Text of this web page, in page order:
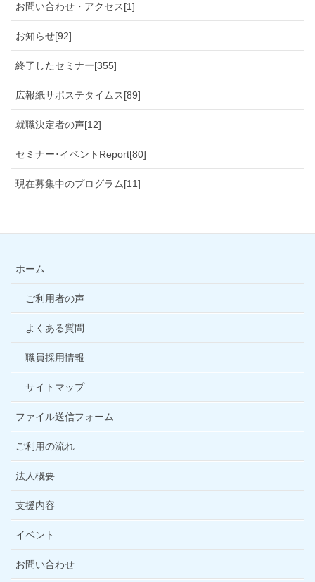
お問い合わせ・アクセス[1]
お知らせ[92]
終了したセミナー[355]
広報紙サポステタイムス[89]
就職決定者の声[12]
セミナー･イベントReport[80]
現在募集中のプログラム[11]
ホーム
ご利用者の声
よくある質問
職員採用情報
サイトマップ
ファイル送信フォーム
ご利用の流れ
法人概要
支援内容
イベント
お問い合わせ